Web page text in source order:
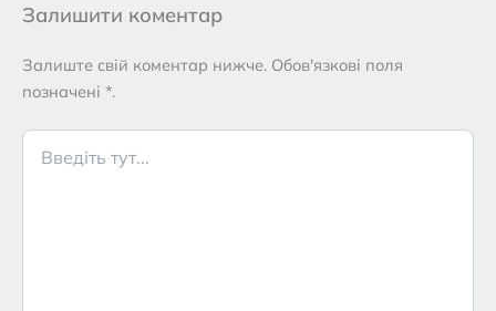
Залишити коментар
Залиште свій коментар нижче. Обов'язкові поля
позначені *.
Введіть
тут...